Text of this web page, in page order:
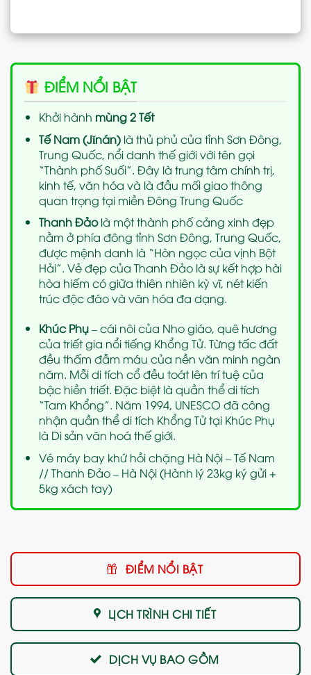
ĐIỂM NỔI BẬT
Khởi hành mùng 2 Tết
Tế Nam (Jǐnán)là thủ phủ của tỉnh Sơn Đông,
Trung Quốc, nổi danh thế giới với tên gọi
“Thành phố Suối”. Đây là trung tâm chính trị,
kinh tế, văn hóa và là đầu mối giao thông
quan trọng tại miền Đông Trung Quốc
Thanh Đảolà một thành phố cảng xinh đẹp
nằm ở phía đông tỉnh Sơn Đông, Trung Quốc,
được mệnh danh là “Hòn ngọc của vịnh Bột
Hải”. Vẻ đẹp của Thanh Đảo là sự kết hợp hài
hòa hiếm có giữa thiên nhiên kỳ vĩ, nét kiến
trúc độc đáo và văn hóa đa dạng.
Khúc Phụ– cái nôi của Nho giáo, quê hương
của triết gia nổi tiếng Khổng Tử. Từng tấc đất
đều thấm đẫm máu của nền văn minh ngàn
năm. Mỗi di tích cổ đều toát lên trí tuệ của
bậc hiền triết. Đặc biệt là quần thể di tích
“Tam Khổng”. Năm 1994, UNESCO đã công
nhận quần thể di tích Khổng Tử tại Khúc Phụ
là Di sản văn hoá thế giới.
Vé máy bay khứ hồi chặng Hà Nội – Tế Nam
// Thanh Đảo – Hà Nội (Hành lý 23kg ký gửi +
5kg xách tay)
ĐIỂM NỔI BẬT
LỊCH TRÌNH CHI TIẾT
DỊCH VỤ BAO GỒM